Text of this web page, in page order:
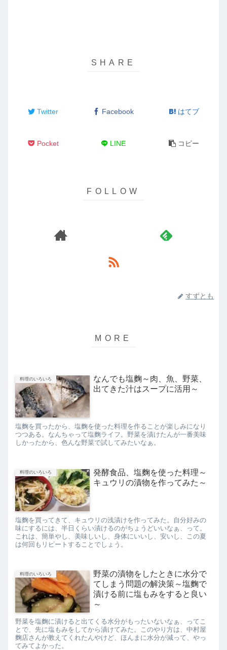
Twitter Facebook はてブ
Pocket LINE コピー
すずとも
料理のいろいろ
なんでも塩麴～肉、魚、野菜、
出てきた汁はスープに活用～
塩麴を買ったから、塩麴を使った料理を作ることが楽しみになり
つつある。なんちゃって塩麴ライフ。野菜を漬けたんが一番美味
しかったから、色んな野菜で試してみたいなぁ。
料理のいろいろ
発酵食品、塩麴を使った料理～
キュウリの漬物を作ってみた～
塩麴を買ってきて、キュウリの浅漬けを作ってみた。自分好みの
味にするには、半日くらい漬けるのがちょうどいいなぁ、って。
これは、簡単やし、美味しいし、身体にいいし、安いし、この夏
は何回もリピートすることでしょう。
料理のいろいろ
野菜の漬物をしたときに水分で
てしまう問題の解決策～塩麴で
漬ける前に塩もみをすると良い
～
野菜を塩麴に漬けると出てくる水分がもったいないなぁ、ってこ
とで、先に塩もみをしてから漬けてみた。このやり方は、中村屋
麴店さんが教えてくれたんやけど、ほんまに水分が減って、やっ
てみてよかった。